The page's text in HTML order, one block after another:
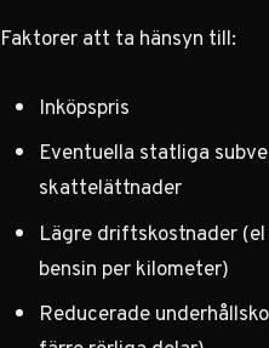
Faktorer att ta hänsyn till:
Inköpspris
Eventuella statliga
skattelättnader
Lägre driftskostnader
bensin per kilometer)
Reducerade